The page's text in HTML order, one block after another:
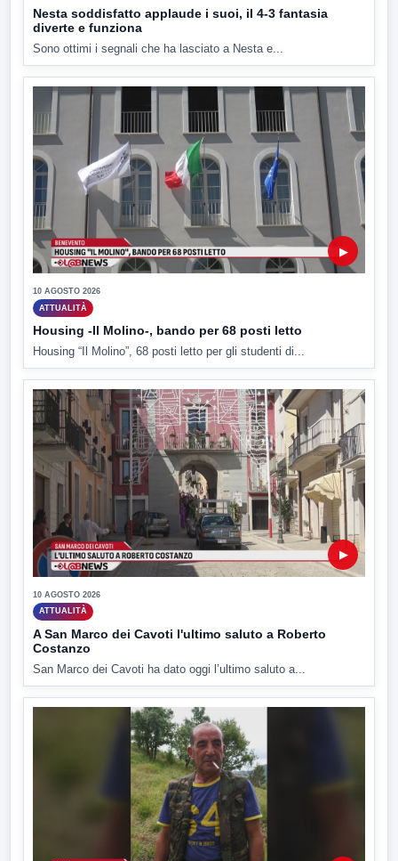
Nesta soddisfatto applaude i suoi, il 4-3 fantasia
diverte e funziona
Sono ottimi i segnali che ha lasciato a Nesta e...
▶
10 AGOSTO 2026
ATTUALITÀ
Housing -Il Molino-, bando per 68 posti letto
Housing “Il Molino”, 68 posti letto per gli studenti di...
▶
10 AGOSTO 2026
ATTUALITÀ
A San Marco dei Cavoti l'ultimo saluto a Roberto
Costanzo
San Marco dei Cavoti ha dato oggi l’ultimo saluto a...